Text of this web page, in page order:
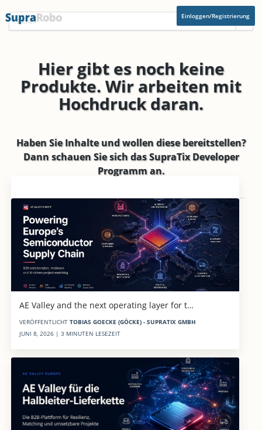
Einloggen/Registrierung
Hier gibt es noch keine
Produkte. Wir arbeiten mit
Hochdruck daran.
Haben Sie Inhalte und wollen diese bereitstellen?
Dann schauen Sie sich dasSupraTix Developer
Programman.
AE Valley and the next operating layer for t…
VERÖFFENTLICHT TOBIAS GOECKE (GÖCKE) - SUPRATIX GMBH
JUNI 8, 2026 | 3 MINUTEN LESEZEIT